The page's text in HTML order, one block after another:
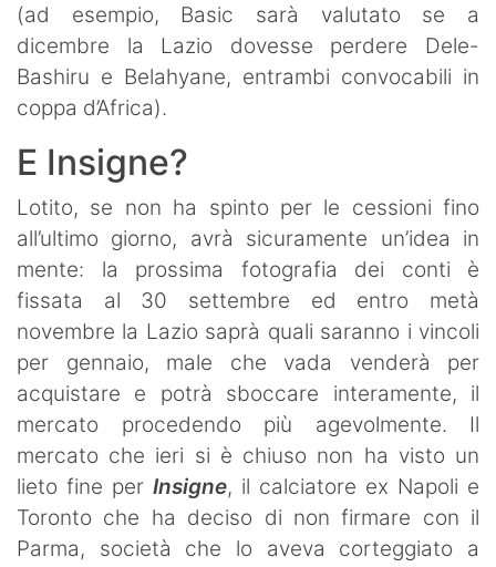
(ad esempio, Basic sarà valutato se a
dicembre la Lazio dovesse perdere Dele-
Bashiru e Belahyane, entrambi convocabili in
coppa d’Africa).
E Insigne?
Lotito, se non ha spinto per le cessioni fino
all’ultimo giorno, avrà sicuramente un’idea in
mente: la prossima fotografia dei conti è
fissata al 30 settembre ed entro metà
novembre la Lazio saprà quali saranno i vincoli
per gennaio, male che vada venderà per
acquistare e potrà sboccare interamente, il
mercato procedendo più agevolmente. Il
mercato che ieri si è chiuso non ha visto un
lieto fine per Insigne, il calciatore ex Napoli e
Toronto che ha deciso di non firmare con il
Parma, società che lo aveva corteggiato a